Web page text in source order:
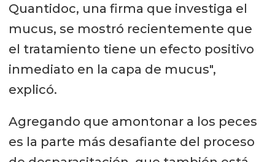
Quantidoc, una firma que investiga el
mucus, se mostró recientemente que
el tratamiento tiene un efecto positivo
inmediato en la capa de mucus",
explicó.
Agregando que amontonar a los peces
es la parte más desafiante del proceso